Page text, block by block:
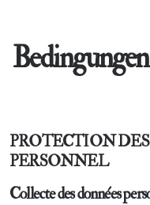
Bedingungen
PROTECTION
PERSONNEL
Collecte des données